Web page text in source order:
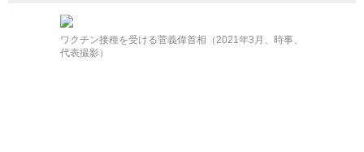
ワクチン接種を受ける菅義偉首相（2021年3月、時事、
代表撮影）